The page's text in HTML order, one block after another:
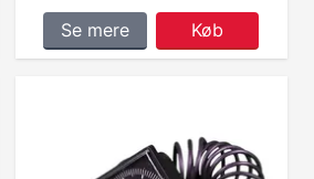
Se mere Køb